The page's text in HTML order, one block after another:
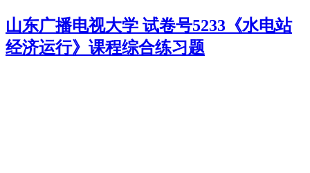
山东广播电视大学 试卷号5233《水电站
经济运行》课程综合练习题